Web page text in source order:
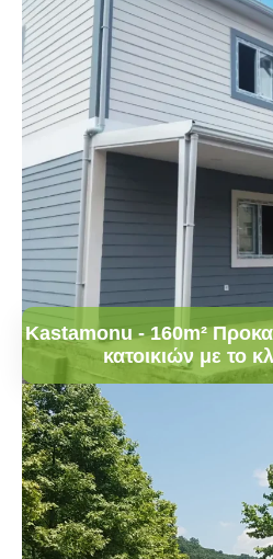
Kastamonu - 160m²
κατοικιών με το